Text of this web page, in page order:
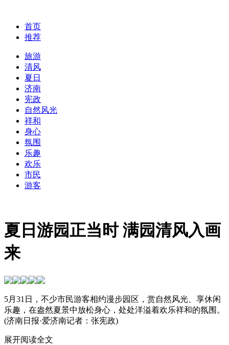
首页
推荐
旅游
清风
夏日
济南
宪政
自然风光
祥和
身心
氛围
乐趣
欢乐
市民
游客
夏日游园正当时 满园清风入画
来
5月31日，不少市民游客相约漫步园区，赏自然风光、享休闲
乐趣，在盎然夏景中放松身心，处处洋溢着欢乐祥和的氛围。
(济南日报·爱济南记者：张宪政)
展开阅读全文